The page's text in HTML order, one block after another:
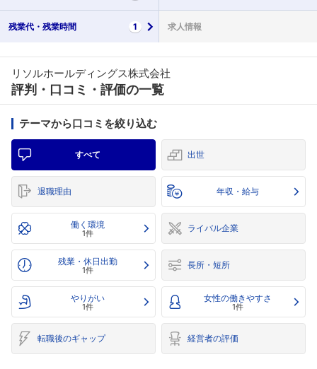
残業代・ 残業時間 1 求人情報
リソルホールディングス株式会社
評判・口コミ・評価の一覧
テーマから口コミを絞り込む
すべて 出世
退職理由 年収・給与
働く環境
1件 ライバル企業
残業・休日出勤
1件 長所・短所
やりがい
1件
女性の働きやすさ
1件
転職後のギャップ 経営者の評価